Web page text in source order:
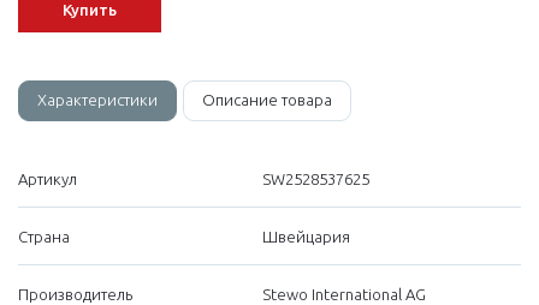
Купить
Характеристики Описание товара
Артикул SW2528537625
Страна Швейцария
Производитель Stewo International AG